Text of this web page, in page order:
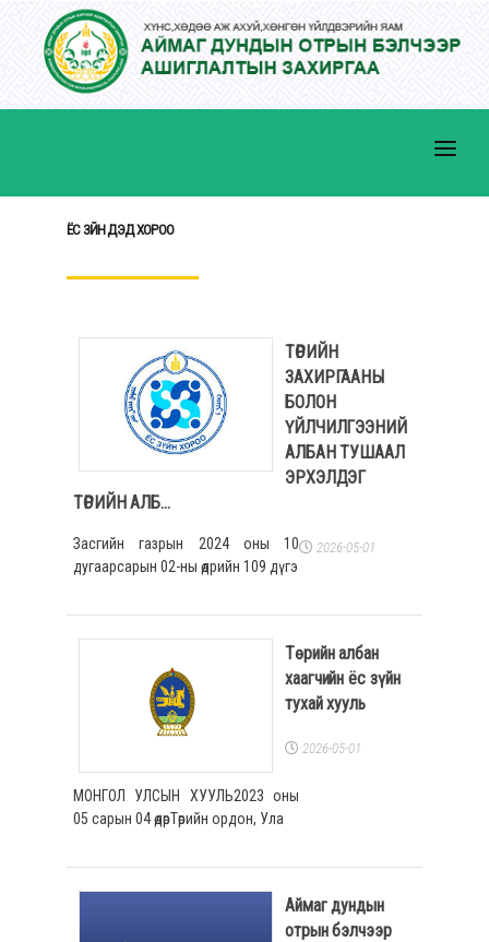
МЭДЭЭ, МЭДЭЭЛЭЛ
ХУУЛЬ ЭРХ ЗҮЙ
ИЛ ТОД БАЙДАЛ
ЁС ЗҮЙН ДЭД ХОРОО
ТӨРИЙН
ЗАХИРГААНЫ
БОЛОН
ҮЙЛЧИЛГЭЭНИЙ
АЛБАН ТУШААЛ
ЭРХЭЛДЭГ
ТӨРИЙН АЛБ...
2026-05-01
Засгийн газрын 2024 оны 10
дугаарсарын 02-ны өдрийн 109 дүгэ
Төрийн албан
хаагчийн ёс зүйн
тухай хууль
2026-05-01
МОНГОЛ УЛСЫН ХУУЛЬ2023 оны
05 сарын 04 өдөрТөрийн ордон, Ула
Аймаг дундын
отрын бэлчээр